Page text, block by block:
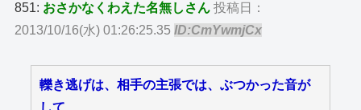
851: おさかなくわえた名無しさん 投稿日：
2013/10/16(水) 01:26:25.35ID:CmYwmjCx
轢き逃げは、相手の主張では、ぶつかった音が
して